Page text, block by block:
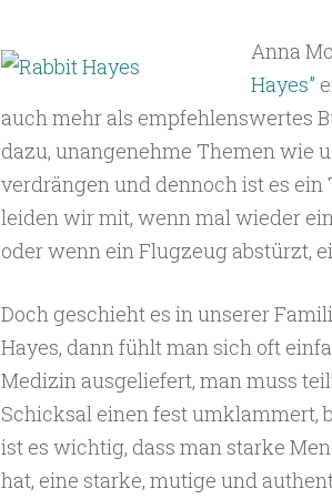
Anna
Hayes”
auch mehr als empfehlenswertes
dazu, unangenehme Themen wie
verdrängen und dennoch ist es ein
leiden wir mit, wenn mal wieder
oder wenn ein Flugzeug abstürzt,
Doch geschieht es in unserer
Hayes, dann fühlt man sich oft
Medizin ausgeliefert, man muss
Schicksal einen fest umklammert,
ist es wichtig, dass man starke
hat, eine starke, mutige und